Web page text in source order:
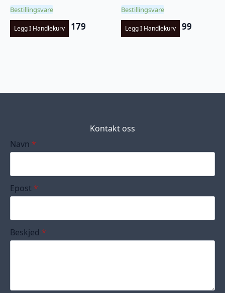
Bestillingsvare
Legg I Handlekurv 179
Bestillingsvare
Legg I Handlekurv 99
Kontakt oss
Navn *
Epost *
Beskjed *